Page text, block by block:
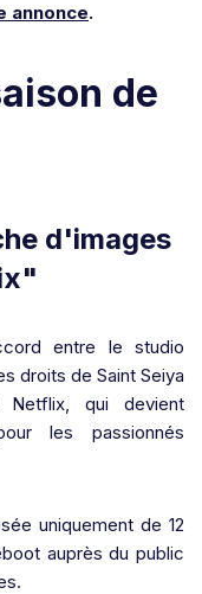
annonce.
de
entre le studio
droits de Saint Seiya
Netflix, qui devient
les passionnés
uniquement de 12
auprès du public